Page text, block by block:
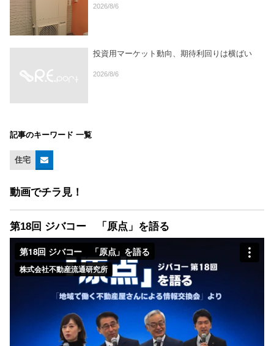
2026/8/6
投資用マーケット動向、期待利回りは横ばい
2026/8/6
記事のキーワード 一覧
住宅
動画でチラ見！
第18回 ジバコー 「原点」を語る